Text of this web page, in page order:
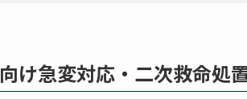
け急変対応・二次救命処